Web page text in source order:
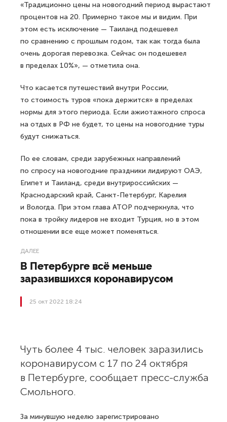
«Традиционно цены на новогодний период вырастают
процентов на 20. Примерно такое мы и видим. При
этом есть исключение — Таиланд подешевел
по сравнению с прошлым годом, так как тогда была
очень дорогая перевозка. Сейчас он подешевел
в пределах 10%», — отметила она.
Что касается путешествий внутри России,
то стоимость туров «пока держится» в пределах
нормы для этого периода. Если ажиотажного спроса
на отдых в РФ не будет, то цены на новогодние туры
будут снижаться.
По ее словам, среди зарубежных направлений
по спросу на новогодние праздники лидируют ОАЭ,
Египет и Таиланд, среди внутрироссийских —
Краснодарский край, Санкт-Петербург, Карелия
и Вологда. При этом глава АТОР подчеркнула, что
пока в тройку лидеров не входит Турция, но в этом
отношении все еще может поменяться.
ДАЛЕЕ
В Петербурге всё меньше
заразившихся коронавирусом
25 окт 2022 18:24
Чуть более 4 тыс. человек заразились
коронавирусом с 17 по 24 октября
в Петербурге, сообщает пресс-служба
Смольного.
За минувшую неделю зарегистрировано